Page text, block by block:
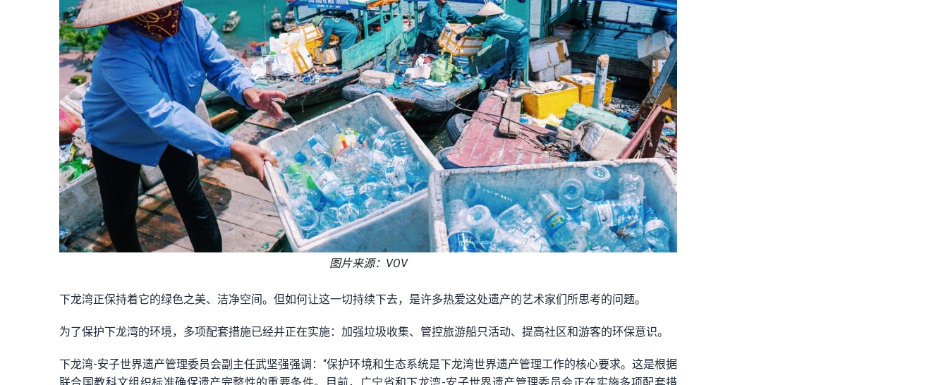
图片来源：VOV
下龙湾正保持着它的绿色之美、洁净空间。但如何让这一切持续下去，是许多热爱这处遗产的艺术家们所思考的问题。
为了保护下龙湾的环境，多项配套措施已经并正在实施：加强垃圾收集、管控旅游船只活动、提高社区和游客的环保意识。
下龙湾-安子世界遗产管理委员会副主任武坚强强调：“保护环境和生态系统是下龙湾世界遗产管理工作的核心要求。这是根据